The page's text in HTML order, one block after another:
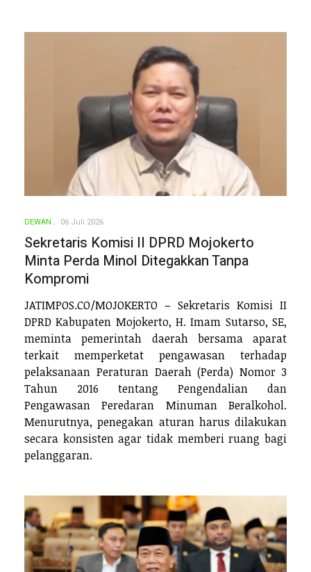
DEWAN 06 Juli 2026
Sekretaris Komisi II DPRD Mojokerto
Minta Perda Minol Ditegakkan Tanpa
Kompromi
JATIMPOS.CO/MOJOKERTO – Sekretaris Komisi II
DPRD Kabupaten Mojokerto, H. Imam Sutarso, SE,
meminta pemerintah daerah bersama aparat
terkait memperketat pengawasan terhadap
pelaksanaan Peraturan Daerah (Perda) Nomor 3
Tahun 2016 tentang Pengendalian dan
Pengawasan Peredaran Minuman Beralkohol.
Menurutnya, penegakan aturan harus dilakukan
secara konsisten agar tidak memberi ruang bagi
pelanggaran.